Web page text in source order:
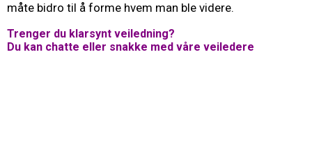
måte bidro til å forme hvem man ble videre.
Trenger du klarsynt veiledning?
Du kan chatte eller snakke med våre veiledere